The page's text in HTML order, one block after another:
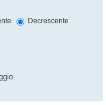
Decrescente